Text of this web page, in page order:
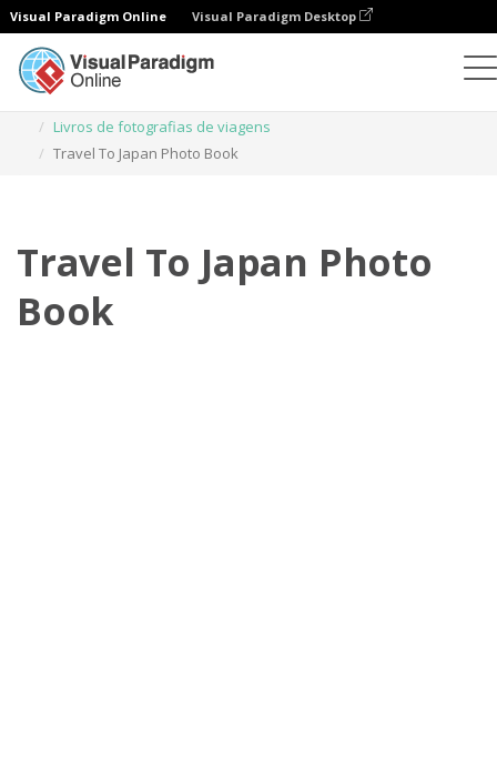
Visual Paradigm Online Visual Paradigm Desktop
Livros de fotografias de viagens
Travel To Japan Photo Book
Travel To Japan Photo
Book